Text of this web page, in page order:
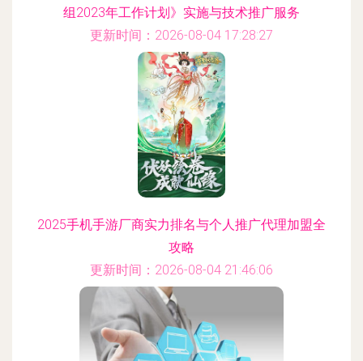
组2023年工作计划》实施与技术推广服务
更新时间：2026-08-04 17:28:27
2025手机手游厂商实力排名与个人推广代理加盟全
攻略
更新时间：2026-08-04 21:46:06